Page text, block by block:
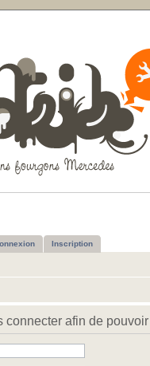
Inscription
connecter afin de